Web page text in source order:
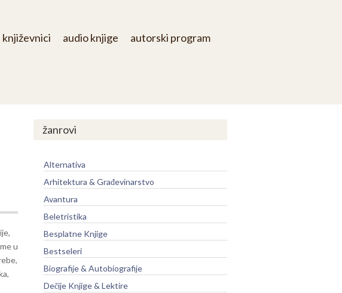
književnici audio knjige autorski program
u
žanrovi
Alternativa
Arhitektura & Građevinarstvo
Avantura
Beletristika
Besplatne Knjige
Bestseleri
Biografije & Autobiografije
Dečije Knjige & Lektire